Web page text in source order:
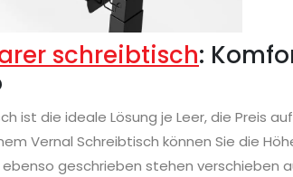
schreibtisch:
ist die ideale Lösung je Leer, die Preis auf
Vernal Schreibtisch können Sie die
geschrieben stehen verschieben